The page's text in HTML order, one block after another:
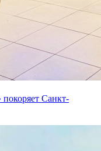
Санкт-